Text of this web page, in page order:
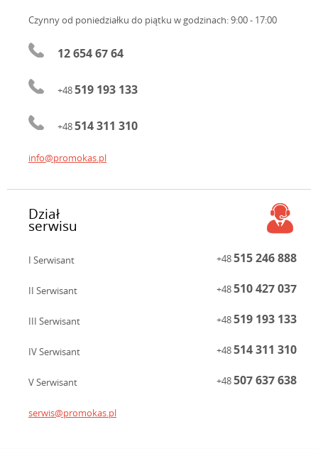
Czynny od poniedziałku do piątku w godzinach: 9:00 - 17:00
12 654 67 64
+48519 193 133
+48514 311 310
info@promokas.pl
Dział
serwisu
I Serwisant +48515 246 888
II Serwisant +48510 427 037
III Serwisant +48519 193 133
IV Serwisant +48514 311 310
V Serwisant +48507 637 638
serwis@promokas.pl